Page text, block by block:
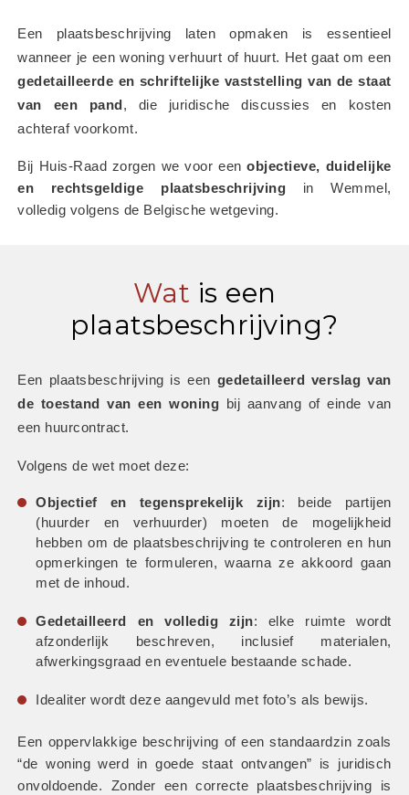
Een plaatsbeschrijving laten opmaken is essentieel
gedetailleerde en schriftelijke vaststelling van de staat
van een pand , die juridische discussies en kosten
achteraf voorkomt.
Bij Huis-Raad zorgen we voor een objectieve, duidelijke
en rechtsgeldige plaatsbeschrijving in Wemmel,
volledig volgens de Belgische wetgeving.
Wat is een
plaatsbeschrijving?
Een plaatsbeschrijving is een gedetailleerd verslag van
de toestand van een woning bij aanvang of einde van
een huurcontract.
Volgens de wet moet deze:
Objectief en tegensprekelijk zijn: beide partijen
(huurder en verhuurder) moeten de mogelijkheid
hebben om de plaatsbeschrijving te controleren en hun
opmerkingen te formuleren, waarna ze akkoord gaan
met de inhoud.
Gedetailleerd en volledig zijn: elke ruimte wordt
afzonderlijk beschreven, inclusief materialen,
afwerkingsgraad en eventuele bestaande schade.
Idealiter wordt deze aangevuld met foto’s als bewijs.
Een oppervlakkige beschrijving of een standaardzin zoals
“de woning werd in goede staat ontvangen” is juridisch
onvoldoende. Zonder een correcte plaatsbeschrijving is